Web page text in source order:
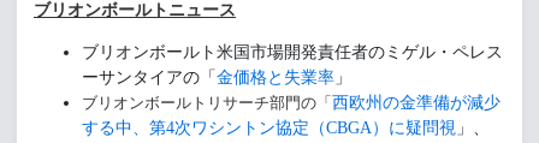
ブリオンボールトニュース
ブリオンボールト米国市場開発責任者のミゲル・ペレス
ーサンタイアの「 金価格と失業率 」
ブリオンボールトリサーチ部門の「 西欧州の金準備が減少
する中、第4次ワシントン協定（CBGA）に疑問視 」、